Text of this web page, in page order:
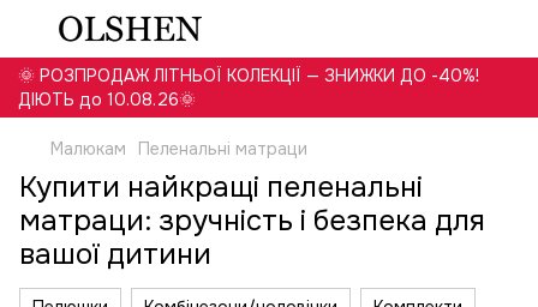
🌞 РОЗПРОДАЖ ЛІТНЬОЇ КОЛЕКЦІЇ — ЗНИЖКИ ДО -40%!
ДІЮТЬ до 10.08.26🌞
Малюкам Пеленальні матраци
Купити найкращі пеленальні
матраци: зручність і безпека для
вашої дитини